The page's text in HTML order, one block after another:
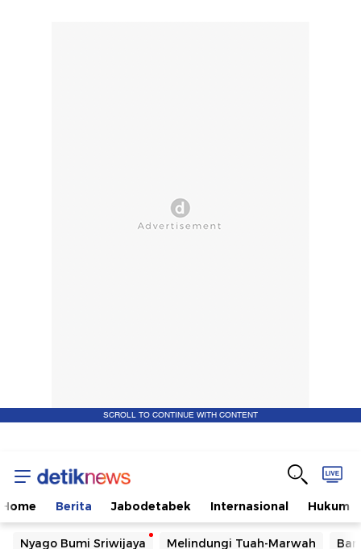
SCROLL TO CONTINUE WITH CONTENT
Home Berita Jabodetabek Internasional Hukum
Nyago Bumi Sriwijaya Melindungi Tuah-Marwah